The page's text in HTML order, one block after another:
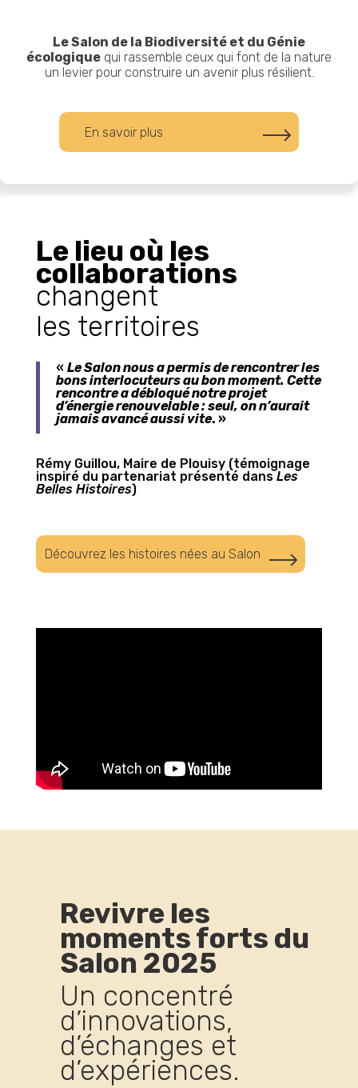
Le Salon de la Biodiversité et du Génie
écologique qui rassemble ceux qui font de la nature
un levier pour construire un avenir plus résilient.
En savoir plus
Le lieu où les
collaborations
changent
les territoires
« Le Salon nous a permis de rencontrer les
bons interlocuteurs au bon moment. Cette
rencontre a débloqué notre projet
d’énergie renouvelable : seul, on n’aurait
jamais avancé aussi vite. »
Rémy Guillou, Maire de Plouisy (témoignage
inspiré du partenariat présenté dansLes
Belles Histoires)
Découvrez les histoires nées au Salon
Revivre les
moments forts du
Salon 2025
Un concentré
d’innovations,
d’échanges et
d’expériences.